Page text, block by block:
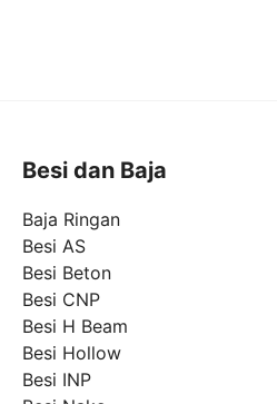
Besi dan Baja
Baja Ringan
Besi AS
Besi Beton
Besi CNP
Besi H Beam
Besi Hollow
Besi INP